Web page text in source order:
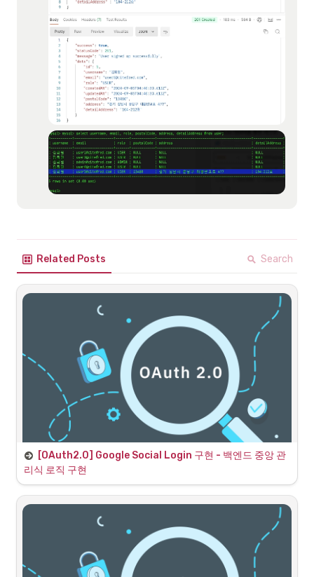
Related Posts Search
클라이언트 약식 소셜 로그인(OAuth)을 백엔드
서버 중심 인증방식으로 변경
보안 및 관례상 프로덕션 환경에서는 Credential 획득 및 관리를 백
엔드에서 처리하는 것이 일반적인 관례이자 더 안전한 방식
[OAuth2.0] Google Social Login 구현 - 백엔드 중앙 관
리식 로직 구현